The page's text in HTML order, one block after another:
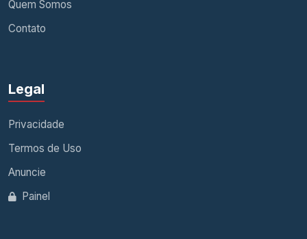
Quem Somos
Contato
Legal
Privacidade
Termos de Uso
Anuncie
Painel